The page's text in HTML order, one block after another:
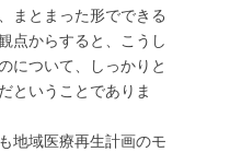
まとまった形でできる
点からすると、こうし
について、しっかりと
ということでありま
地域医療再生計画のモ